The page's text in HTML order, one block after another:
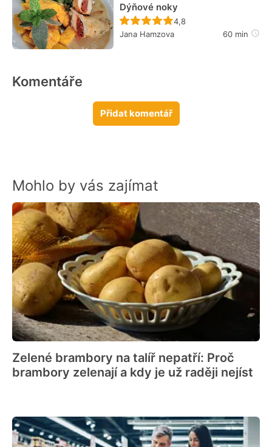
Dýňové noky
Recept ještě nebyl
4,8
Jana Hamzova
60 min
Komentáře
Přidat komentář
Mohlo by vás zajímat
Zelené brambory na talíř nepatří: Proč
brambory zelenají a kdy je už raději nejíst